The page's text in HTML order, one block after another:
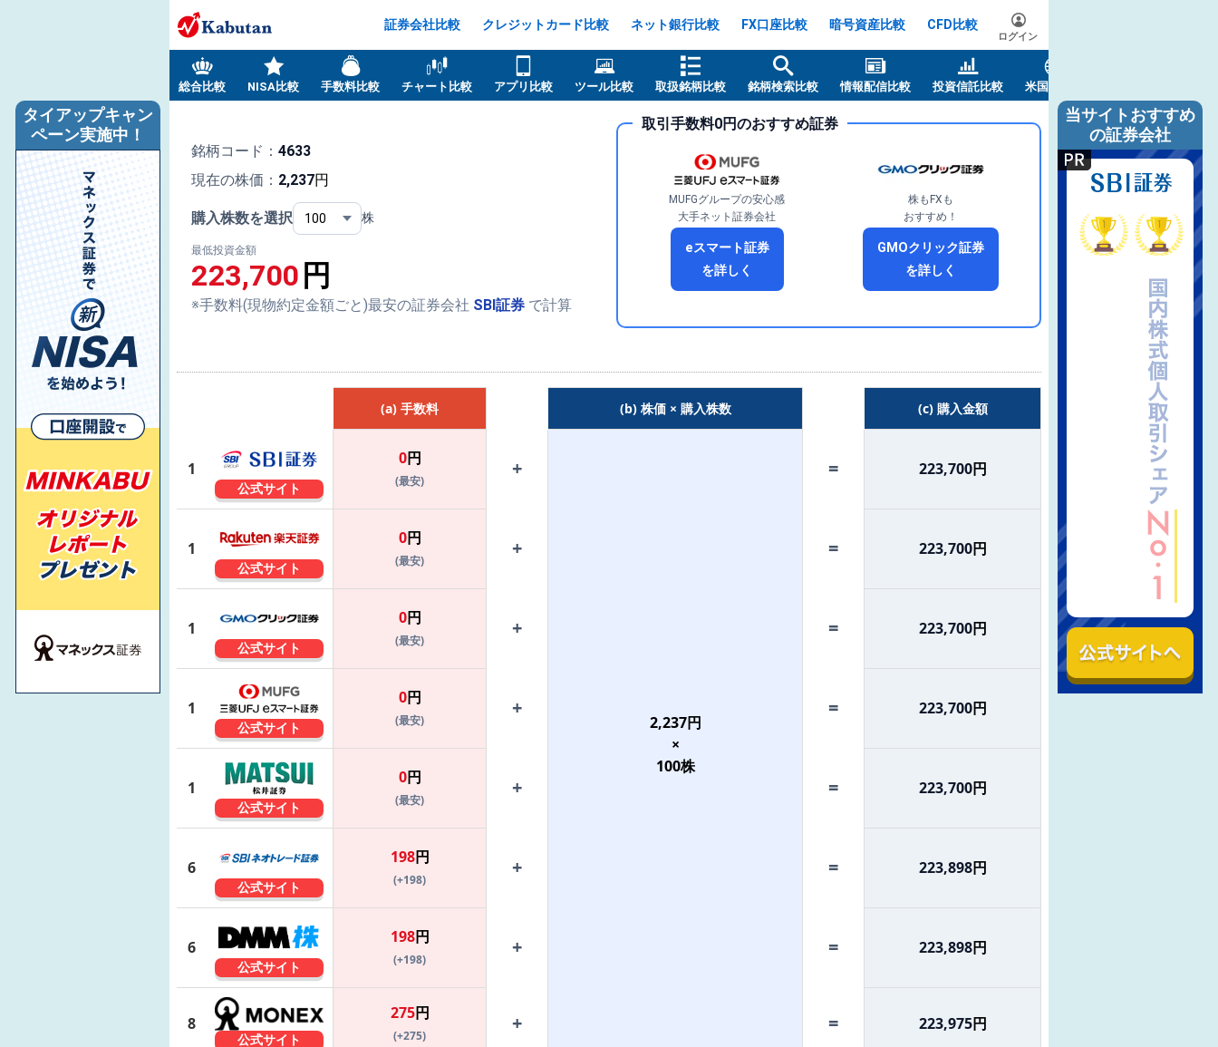
証券会社比較 クレジットカード比較 ネット銀行比較 FX口座比較 暗号資産比較 CFD比較
ログイン
総合比較 NISA比較 手数料比較 チャート比較 アプリ比較 ツール比較 取扱銘柄比較 銘柄検索比較 情報配信比較 投資信託比較 米国株比較
銘柄コード： 4633
現在の株価： 2,237円
購入株数を選択 株
最低投資金額
223,700 円
※手数料(現物約定金額ごと)最安の証券会社 SBI証券 で計算
取引手数料0円のおすすめ証券
MUFGグループの安心感
大手ネット証券会社
eスマート証券
を詳しく
株もFXも
おすすめ！
GMOクリック証券
を詳しく
(a) 手数料 (b) 株価 × 購入株数 (c) 購入金額
1
公式サイト
0円
(最安)
+
2,237円
×
100株
= 223,700円
1
公式サイト
0円
(最安)
+ = 223,700円
1
公式サイト
0円
(最安)
+ = 223,700円
1
公式サイト
0円
(最安)
+ = 223,700円
1
公式サイト
0円
(最安)
+ = 223,700円
6
公式サイト
198円
(+198)
+ = 223,898円
6
公式サイト
198円
(+198)
+ = 223,898円
8
公式サイト
275円
(+275)
+ = 223,975円
当サイトおすすめ
の証券会社
タイアップキャン
ペーン実施中！